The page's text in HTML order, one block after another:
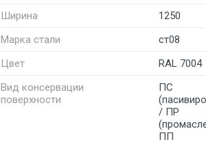
Ширина
1250
Марка стали
ст08
Цвет
RAL 7004
Вид консервации
поверхности
ПС
/ ПР
ПП